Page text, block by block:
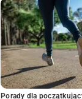
Porady dla